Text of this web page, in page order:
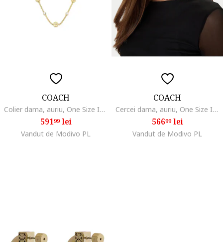
COACH
Colier dama, auriu, One Size INTL
59199lei
Vandut de Modivo PL
COACH
Cercei dama, auriu, One Size INTL
56699lei
Vandut de Modivo PL